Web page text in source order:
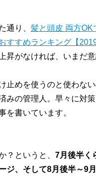
通り、 髪と頭皮 両方OK
すすめランキング【
昇がなければ、いまだ
止めを使うのと使わな
みの管理人。早々に対
を書いています。
？というと、 7月後半く
ジ、そして8月後半～9